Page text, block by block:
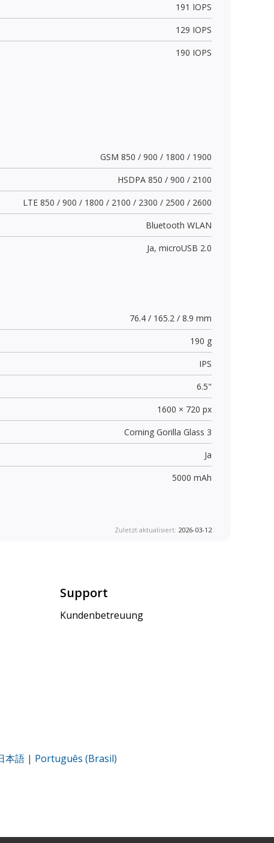
191 IOPS
129 IOPS
190 IOPS
GSM 850 / 900 / 1800 / 1900
HSDPA 850 / 900 / 2100
LTE 850 / 900 / 1800 / 2100 / 2300 / 2500 / 2600
Bluetooth WLAN
Ja, microUSB 2.0
76.4 / 165.2 / 8.9 mm
190 g
IPS
6.5"
1600 × 720 px
Corning Gorilla Glass 3
Ja
5000 mAh
Zuletzt aktualisiert: 2026-03-12
Support
Kundenbetreuung
本語 | Português (Brasil)